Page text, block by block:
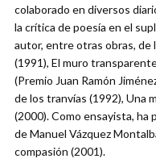
colaborado en diversos
la crítica de poesía en el
autor, entre otras obras, de
(1991), El muro
(Premio Juan Ramón
de los tranvías (1992), Una
(2000). Como ensayista, ha
de Manuel Vázquez
compasión (2001).